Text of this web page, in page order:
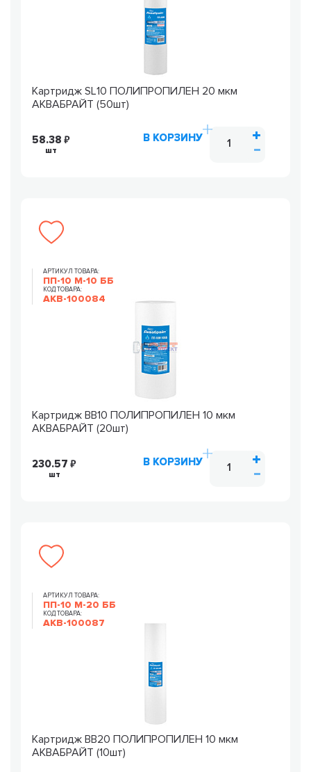
Картридж SL10 ПОЛИПРОПИЛЕН 20 мкм
АКВАБРАЙТ (50шт)
58.38
шт
В КОРЗИНУ
АРТИКУЛ ТОВАРА:
ПП-10 М-10 ББ
КОД ТОВАРА:
AKB-100084
Картридж ВВ10 ПОЛИПРОПИЛЕН 10 мкм
АКВАБРАЙТ (20шт)
230.57
шт
В КОРЗИНУ
АРТИКУЛ ТОВАРА:
ПП-10 М-20 ББ
КОД ТОВАРА:
AKB-100087
Картридж ВВ20 ПОЛИПРОПИЛЕН 10 мкм
АКВАБРАЙТ (10шт)